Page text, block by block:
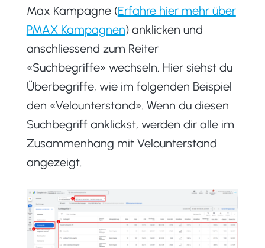
Max Kampagne (Erfahre hier mehr über
PMAX Kampagnen) anklicken und
anschliessend zum Reiter
«Suchbegriffe» wechseln. Hier siehst du
Überbegriffe, wie im folgenden Beispiel
den «Velounterstand». Wenn du diesen
Suchbegriff anklickst, werden dir alle im
Zusammenhang mit Velounterstand
angezeigt.